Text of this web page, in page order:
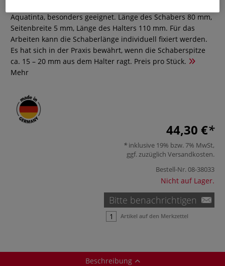
Aquatinta, besonders geeignet. Länge des Schabers 80 mm,
Seitenbreite 5 mm, Länge des Halters 110 mm. Für das
Arbeiten kann die Schaberlänge individuell fixiert werden.
Es hat sich in der Praxis bewährt, wenn die Schaberspitze
ca. 15 – 20 mm aus dem Halter ragt. Preis pro Stück.
Mehr
44,30 €
inklusive 19% bzw. 7% MwSt,
ggf. zuzüglich Versandkosten.
Bestell-Nr.08-38033
Nicht auf Lager.
Bitte benachrichtigen
Artikel auf den Merkzettel
Beschreibung